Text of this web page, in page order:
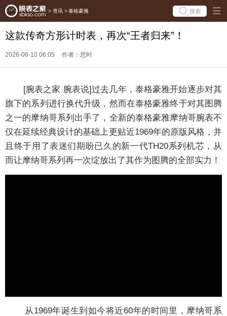
> 资讯 > 泰格豪雅 搜索
这款传奇方形计时表，再次“王者归来”！
2026-06-10 06:05 作者：思时
[腕表之家 腕表说]过去几年，泰格豪雅开始逐步对其
旗下的系列进行换代升级，然而在泰格豪雅终于对其图腾
之一的摩纳哥系列出手了，全新的泰格豪雅摩纳哥腕表不
仅在延续经典设计的基础上更贴近1969年的原版风格，并
且终于用了表迷们期盼已久的新一代TH20系列机芯，从
而让摩纳哥系列再一次绽放出了其作为图腾的全部实力！
从1969年诞生到如今将近60年的时间里，摩纳哥系